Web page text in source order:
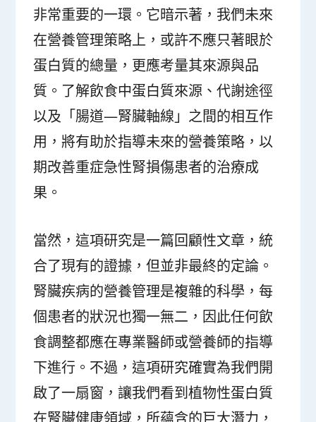
非常重要的一環。它暗示著，我們未來
在營養管理策略上，或許不應只著眼於
蛋白質的總量，更應考量其來源與品
質。了解飲食中蛋白質來源、代謝途徑
以及「腸道—腎臟軸線」之間的相互作
用，將有助於指導未來的營養策略，以
期改善重症急性腎損傷患者的治療成
果。
當然，這項研究是一篇回顧性文章，統
合了現有的證據，但並非最終的定論。
腎臟疾病的營養管理是複雜的科學，每
個患者的狀況也獨一無二，因此任何飲
食調整都應在專業醫師或營養師的指導
下進行。不過，這項研究確實為我們開
啟了一扇窗，讓我們看到植物性蛋白質